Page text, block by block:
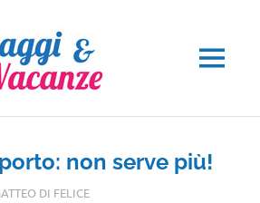
MENU
non serve più!
DI FELICEIN EVIDENZA